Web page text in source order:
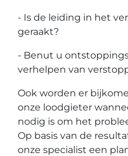
- Is de leiding in het
geraakt?
- Benut u
verhelpen van
Ook worden er
onze loodgieter
nodig is om het
Op basis van de
onze specialist een